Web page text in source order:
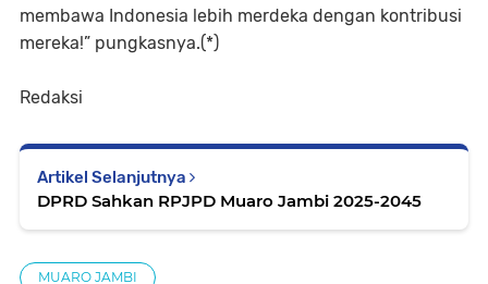
membawa Indonesia lebih merdeka dengan kontribusi
mereka!” pungkasnya.(*)
Redaksi
Artikel Selanjutnya
DPRD Sahkan RPJPD Muaro Jambi 2025-2045
MUARO JAMBI